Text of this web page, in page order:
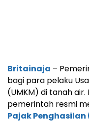
Britainaja –
bagi para pelaku
(UMKM) di tanah
pemerintah resmi
Pajak Penghasilan